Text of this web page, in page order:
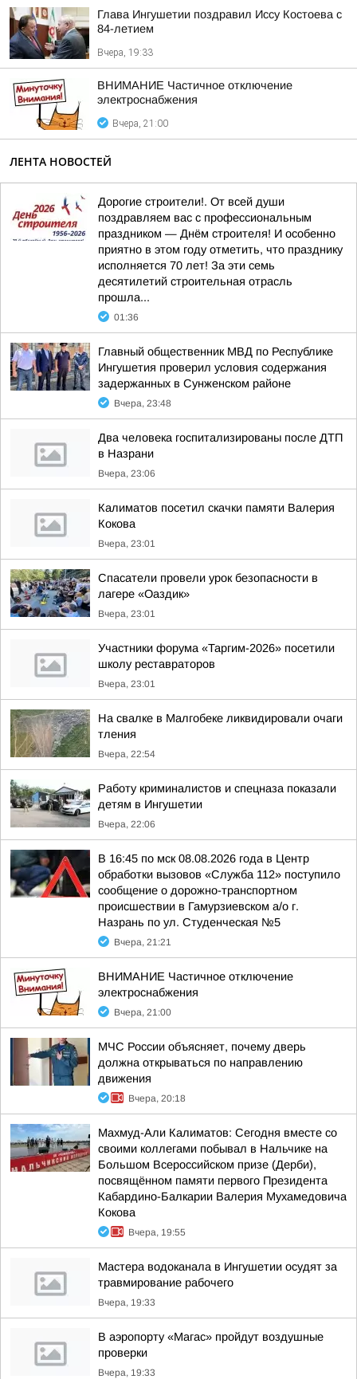
Глава Ингушетии поздравил Иссу Костоева с
84-летием
Вчера, 19:33
ВНИМАНИЕ Частичное отключение
электроснабжения
Вчера, 21:00
ЛЕНТА НОВОСТЕЙ
Дорогие строители!. От всей души
поздравляем вас с профессиональным
праздником — Днём строителя! И особенно
приятно в этом году отметить, что празднику
исполняется 70 лет! За эти семь
десятилетий строительная отрасль
прошла...
01:36
Главный общественник МВД по Республике
Ингушетия проверил условия содержания
задержанных в Сунженском районе
Вчера, 23:48
Два человека госпитализированы после ДТП
в Назрани
Вчера, 23:06
Калиматов посетил скачки памяти Валерия
Кокова
Вчера, 23:01
Спасатели провели урок безопасности в
лагере «Оаздик»
Вчера, 23:01
Участники форума «Таргим-2026» посетили
школу реставраторов
Вчера, 23:01
На свалке в Малгобеке ликвидировали очаги
тления
Вчера, 22:54
Работу криминалистов и спецназа показали
детям в Ингушетии
Вчера, 22:06
В 16:45 по мск 08.08.2026 года в Центр
обработки вызовов «Служба 112» поступило
сообщение о дорожно-транспортном
происшествии в Гамурзиевском а/о г.
Назрань по ул. Студенческая №5
Вчера, 21:21
ВНИМАНИЕ Частичное отключение
электроснабжения
Вчера, 21:00
МЧС России объясняет, почему дверь
должна открываться по направлению
движения
Вчера, 20:18
Махмуд-Али Калиматов: Сегодня вместе со
своими коллегами побывал в Нальчике на
Большом Всероссийском призе (Дерби),
посвящённом памяти первого Президента
Кабардино-Балкарии Валерия Мухамедовича
Кокова
Вчера, 19:55
Мастера водоканала в Ингушетии осудят за
травмирование рабочего
Вчера, 19:33
В аэропорту «Магас» пройдут воздушные
проверки
Вчера, 19:33